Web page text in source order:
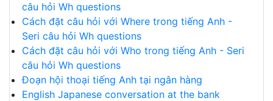
câu hỏi Wh questions
Cách đặt câu hỏi với Where trong tiếng Anh -
Seri câu hỏi Wh questions
Cách đặt câu hỏi với Who trong tiếng Anh - Seri
câu hỏi Wh questions
Đoạn hội thoại tiếng Anh tại ngân hàng
English Japanese conversation at the bank